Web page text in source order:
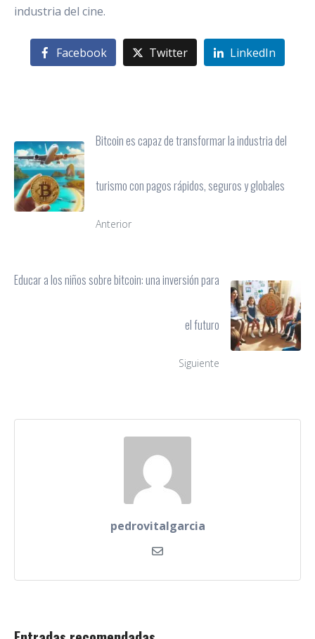
industria del cine.
Facebook Twitter LinkedIn
Bitcoin es capaz de transformar la industria del
turismo con pagos rápidos, seguros y globales
Anterior
Educar a los niños sobre bitcoin: una inversión para
el futuro
Siguiente
pedrovitalgarcia